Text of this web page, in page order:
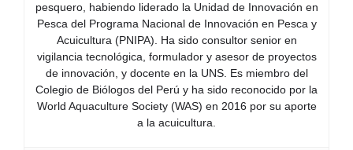
pesquero, habiendo liderado la Unidad de Innovación en
Pesca del Programa Nacional de Innovación en Pesca y
Acuicultura (PNIPA). Ha sido consultor senior en
vigilancia tecnológica, formulador y asesor de proyectos
de innovación, y docente en la UNS. Es miembro del
Colegio de Biólogos del Perú y ha sido reconocido por la
World Aquaculture Society (WAS) en 2016 por su aporte
a la acuicultura.